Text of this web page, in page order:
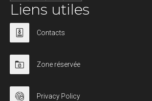
Liens utiles
Contacts
Zone réservée
Privacy Policy